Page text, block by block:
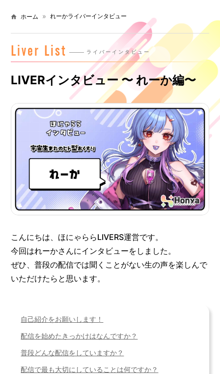
ホーム れーかライバーインタビュー
Liver List ライバーインタビュー
LIVERインタビュー 〜 れーか編〜
こんにちは、ほにゃららLIVERS運営です。
今回はれーかさんにインタビューをしました。
ぜひ、普段の配信では聞くことがない生の声を楽しんで
いただけたらと思います。
自己紹介をお願いします！
配信を始めたきっかけはなんですか？
普段どんな配信をしていますか？
配信で最も大切にしていることは何ですか？